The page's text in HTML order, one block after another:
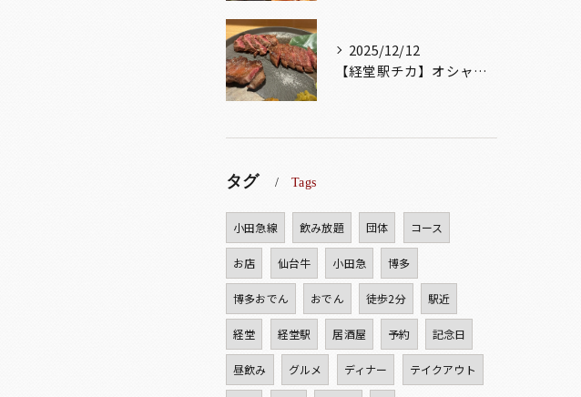
2025/12/12
【経堂駅チカ】オシャレ居酒屋🏮自慢のお肉が楽しめる🐃お得なコ...
タグ Tags
小田急線 飲み放題 団体 コース
お店 仙台牛 小田急 博多
博多おでん おでん 徒歩2分 駅近
経堂 経堂駅 居酒屋 予約 記念日
昼飲み グルメ ディナー テイクアウト